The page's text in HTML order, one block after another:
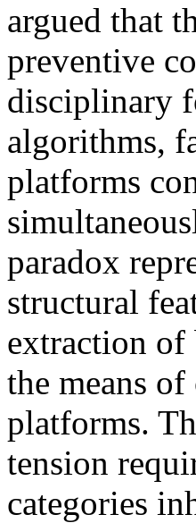
argued that
preventive
disciplinary
algorithms,
platforms
paradox
structural
extraction of
the means
platforms.
tension
categories